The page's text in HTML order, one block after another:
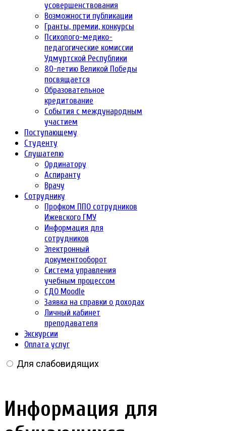
усовершенствования
Возможности публикации
Гранты, премии, конкурсы
Психолого-медико-
педагогические комиссии
Удмуртской Республики
80-летию Великой Победы
посвящается
Образовательное
кредитование
События с международным
участием
Поступающему
Студенту
Слушателю
Ординатору
Аспиранту
Врачу
Сотруднику
Профком ППО сотрудников
Ижевского ГМУ
Информация для
сотрудников
Электронный
документооборот
Система управления
учебным процессом
СДО Moodle
Заявка на справки о доходах
Личный кабинет
преподавателя
Экскурсии
Оплата услуг
Для слабовидящих
Информация для